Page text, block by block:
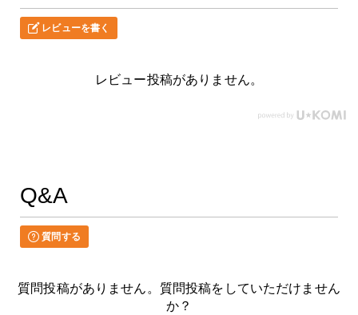
レビューを書く
レビュー投稿がありません。
Q&A
質問する
質問投稿がありません。質問投稿をしていただけません
か？